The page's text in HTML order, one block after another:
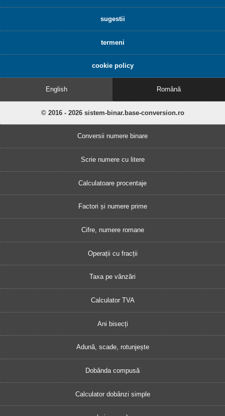
sugestii
termeni
cookie policy
English Română
© 2016 - 2026 sistem-binar.base-conversion.ro
Conversii numere binare
Scrie numere cu litere
Calculatoare procentaje
Factori și numere prime
Cifre, numere romane
Operații cu fracții
Taxa pe vânzări
Calculator TVA
Ani bisecți
Adună, scade, rotunjește
Dobânda compusă
Calculator dobânzi simple